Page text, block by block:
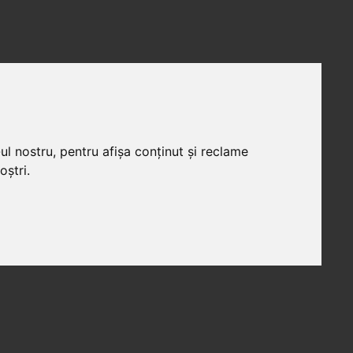
nostru, pentru afișa conținut și reclame